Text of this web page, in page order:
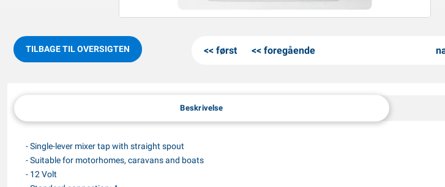
TILBAGE TIL OVERSIGTEN først foregående
Beskrivelse
- Single-lever mixer tap with straight spout
- Suitable for motorhomes, caravans and boats
- 12 Volt